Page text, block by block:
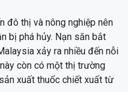
đô thị và nông nghiệp nên
bị phá hủy. Nạn săn bắt
xảy ra nhiều đến nỗi
còn có một thị trường
xuất thuốc chiết xuất từ